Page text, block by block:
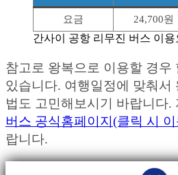
요금 24,700원
간사이 공항 리무진 버스 이
참고로 왕복으로 이용할 경우
있습니다. 여행일정에 맞춰서
법도 고민해보시기 바랍니다.
버스 공식홈페이지(클릭 시
랍니다.